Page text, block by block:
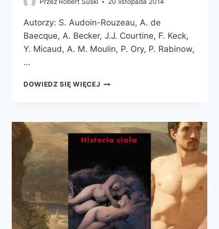
Przez Robert Suski 20 listopada 2014
Autorzy: S. Audoin-Rouzeau, A. de
Baecque, A. Becker, J.J. Courtine, F. Keck,
Y. Micaud, A. M. Moulin, P. Ory, P. Rabinow,
…
DOWIEDZ SIĘ WIĘCEJ HISTORIA
RÓŻNE
SPOJRZENIA.
WIEK